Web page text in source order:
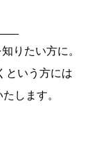
りたい方に。
という方には
します。